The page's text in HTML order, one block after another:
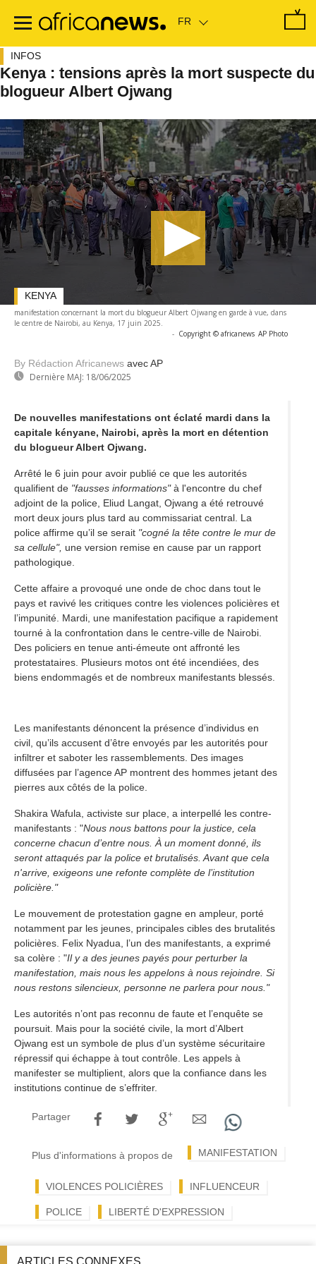
contenu
INFOS
Kenya : tensions après la mort suspecte du
blogueur Albert Ojwang
manifestation concernant la mort du blogueur Albert Ojwang en garde à vue, dans
le centre de Nairobi, au Kenya, 17 juin 2025.
- Copyright © africanews AP Photo
By Rédaction Africanews avec AP
Dernière MAJ: 18/06/2025
KENYA
De nouvelles manifestations ont éclaté mardi dans la
capitale kényane, Nairobi, après la mort en détention
du blogueur Albert Ojwang.
Arrêté le 6 juin pour avoir publié ce que les autorités
qualifient de "fausses informations"à l'encontre du chef
adjoint de la police, Eliud Langat, Ojwang a été retrouvé
mort deux jours plus tard au commissariat central. La
police affirme qu’il se serait "cogné la tête contre le mur de
sa cellule", une version remise en cause par un rapport
pathologique.
Cette affaire a provoqué une onde de choc dans tout le
pays et ravivé les critiques contre les violences policières et
l’impunité. Mardi, une manifestation pacifique a rapidement
tourné à la confrontation dans le centre-ville de Nairobi.
Des policiers en tenue anti-émeute ont affronté les
protestataires. Plusieurs motos ont été incendiées, des
biens endommagés et de nombreux manifestants blessés.
Les manifestants dénoncent la présence d’individus en
civil, qu’ils accusent d’être envoyés par les autorités pour
infiltrer et saboter les rassemblements. Des images
diffusées par l’agence AP montrent des hommes jetant des
pierres aux côtés de la police.
Shakira Wafula, activiste sur place, a interpellé les contre-
manifestants : "Nous nous battons pour la justice, cela
concerne chacun d’entre nous. À un moment donné, ils
seront attaqués par la police et brutalisés. Avant que cela
n'arrive, exigeons une refonte complète de l’institution
policière."
Le mouvement de protestation gagne en ampleur, porté
notamment par les jeunes, principales cibles des brutalités
policières. Felix Nyadua, l’un des manifestants, a exprimé
sa colère : "Il y a des jeunes payés pour perturber la
manifestation, mais nous les appelons à nous rejoindre. Si
nous restons silencieux, personne ne parlera pour nous."
Les autorités n’ont pas reconnu de faute et l’enquête se
poursuit. Mais pour la société civile, la mort d’Albert
Ojwang est un symbole de plus d’un système sécuritaire
répressif qui échappe à tout contrôle. Les appels à
manifester se multiplient, alors que la confiance dans les
institutions continue de s’effriter.
Partager
Plus d'informations à propos de MANIFESTATION
VIOLENCES POLICIÈRES INFLUENCEUR
POLICE LIBERTÉ D'EXPRESSION
ARTICLES CONNEXES